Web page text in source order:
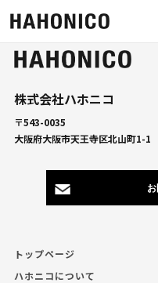
株式会社ハホニコ
〒543-0035
大阪府大阪市天王寺区北山町1-1
トップページ
ハホニコについて